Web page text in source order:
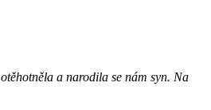
a narodila se nám syn. Na